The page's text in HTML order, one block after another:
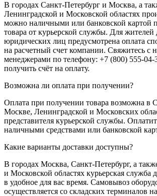
В городах Санкт-Петербург и Москва, а
Ленинградской и Московской областях
можно наличными или банковской картой
товара от курьерской службы. Для жителей
юридических лиц предусмотрена оплата
на расчетный счет компании. Свяжитесь с
менеджерами по телефону: +7 (800) 555-04-
получить счёт на оплату.
Возможна ли оплата при получении?
Оплата при получении товара возможна в
Москве, Ленинградской и Московских
представителя курьерской службы.
наличными средствами или банковской
Какие варианты доставки доступны?
В городах Москва, Санкт-Петербург, а
и Московской областях курьерская служба
в удобное для вас время. Самовывоз
осуществляется со складских терминалов